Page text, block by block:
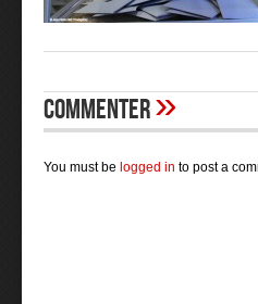
Commenter»
You must be logged in to post a